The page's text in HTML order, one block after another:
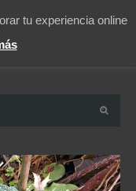
tu experiencia online